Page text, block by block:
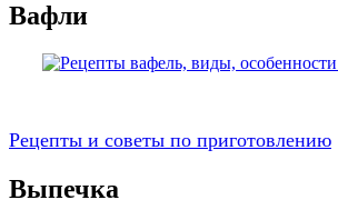
Вафли
Рецепты и советы по приготовлению
Выпечка